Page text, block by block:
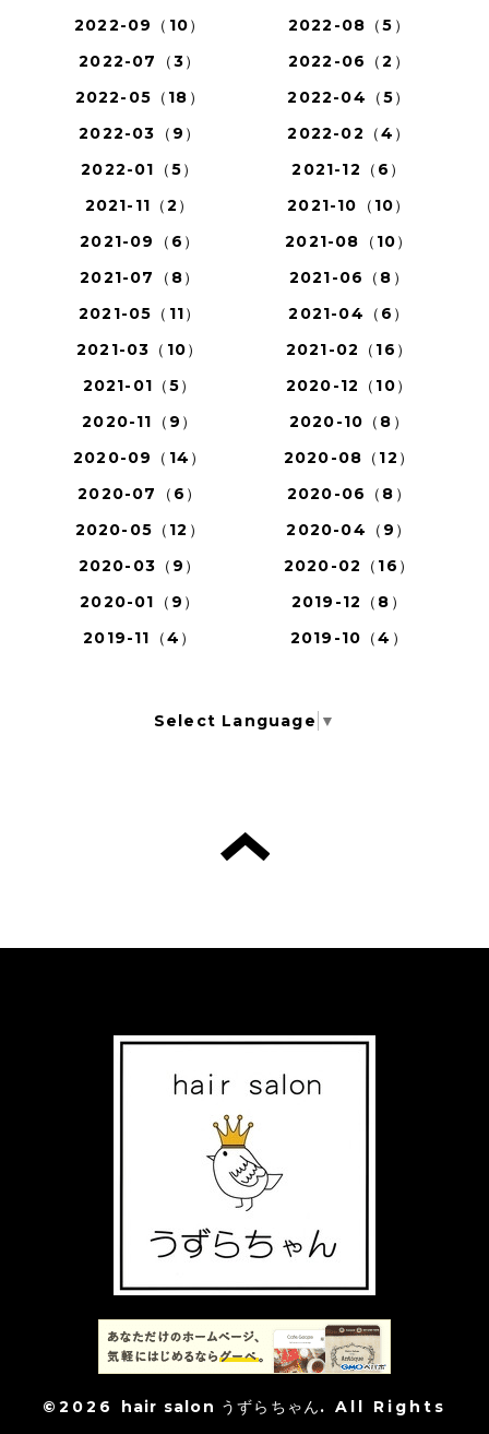
2022-09（10）
2022-08（5）
2022-07（3）
2022-06（2）
2022-05（18）
2022-04（5）
2022-03（9）
2022-02（4）
2022-01（5）
2021-12（6）
2021-11（2）
2021-10（10）
2021-09（6）
2021-08（10）
2021-07（8）
2021-06（8）
2021-05（11）
2021-04（6）
2021-03（10）
2021-02（16）
2021-01（5）
2020-12（10）
2020-11（9）
2020-10（8）
2020-09（14）
2020-08（12）
2020-07（6）
2020-06（8）
2020-05（12）
2020-04（9）
2020-03（9）
2020-02（16）
2020-01（9）
2019-12（8）
2019-11（4）
2019-10（4）
Select Language ▼
©2026 hair salon うずらちゃん. All Rights